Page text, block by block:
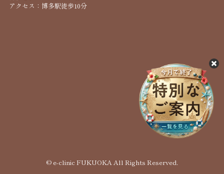
アクセス：博多駅徒歩10分
© e-clinic FUKUOKA All Rights Reserved.